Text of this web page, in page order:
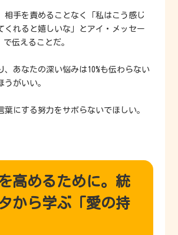
相手を責めることなく「私はこう感じ
くれると嬉しいな」とアイ・メッセー
伝えることだ。
、あなたの深い悩みは10%も伝わらない
うがいい。
葉にする努力をサボらないでほしい。
高めるために。統
から学ぶ「愛の持